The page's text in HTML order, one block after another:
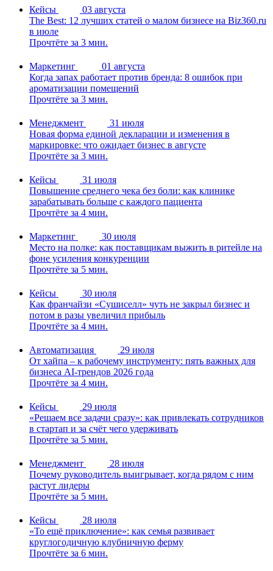
Кейсы
03 августа
The Best: 12 лучших статей о малом бизнесе на Biz360.ru
в июле
Прочтёте за 3 мин.
Маркетинг
01 августа
Когда запах работает против бренда: 8 ошибок при
ароматизации помещений
Прочтёте за 3 мин.
Менеджмент
31 июля
Новая форма единой декларации и изменения в
маркировке: что ожидает бизнес в августе
Прочтёте за 3 мин.
Кейсы
31 июля
Повышение среднего чека без боли: как клинике
зарабатывать больше с каждого пациента
Прочтёте за 4 мин.
Маркетинг
30 июля
Место на полке: как поставщикам выжить в ритейле на
фоне усиления конкуренции
Прочтёте за 5 мин.
Кейсы
30 июля
Как франчайзи «Сушиселл» чуть не закрыл бизнес и
потом в разы увеличил прибыль
Прочтёте за 4 мин.
Автоматизация
29 июля
От хайпа – к рабочему инструменту: пять важных для
бизнеса AI-трендов 2026 года
Прочтёте за 4 мин.
Кейсы
29 июля
«Решаем все задачи сразу»: как привлекать сотрудников
в стартап и за счёт чего удерживать
Прочтёте за 5 мин.
Менеджмент
28 июля
Почему руководитель выигрывает, когда рядом с ним
растут лидеры
Прочтёте за 5 мин.
Кейсы
28 июля
«То ещё приключение»: как семья развивает
круглогодичную клубничную ферму
Прочтёте за 6 мин.